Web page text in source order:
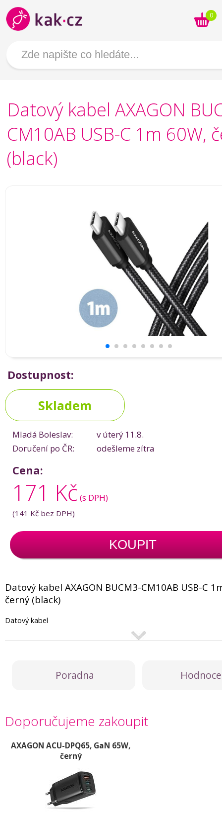
0
Datový kabel AXAGON
CM10AB USB-C 1m 60W,
(black)
Dostupnost:
Skladem
Mladá Boleslav:
v úterý 11.8.
Doručení po ČR:
odešleme zítra
Cena:
171 Kč (s DPH)
(141 Kč bez DPH)
KOUPIT
Datový kabel AXAGON BUCM3-CM10AB USB-C
černý (black)
Datový kabel
Poradna
Doporučujeme zakoupit
AXAGON ACU-DPQ65, GaN 65W,
černý